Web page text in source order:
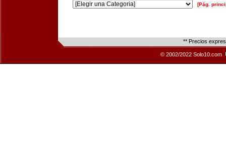
[Pág.
** Precios
© 2002/2022 Solo10.com